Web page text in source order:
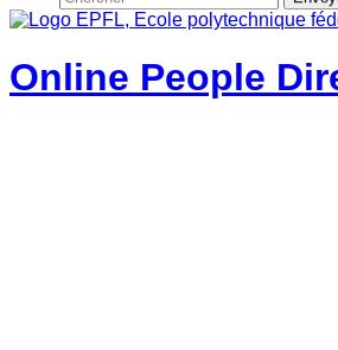
Online People